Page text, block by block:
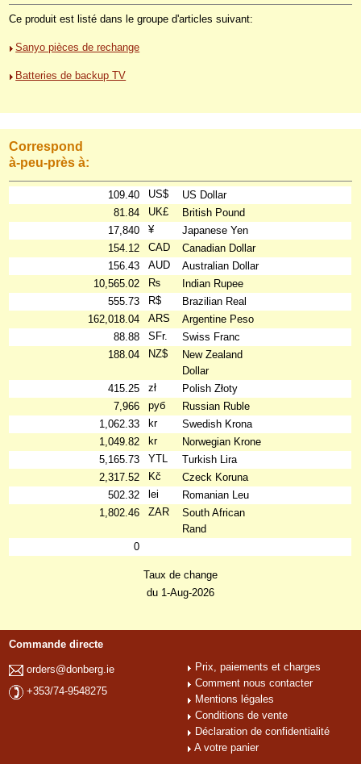
Ce produit est listé dans le groupe d'articles suivant:
Sanyo pièces de rechange
Batteries de backup TV
Correspond
à-peu-près à:
109.40 US$
US Dollar
81.84
UK£
British Pound
17,840
¥
Japanese Yen
154.12
CAD
Canadian Dollar
156.43
AUD
Australian Dollar
10,565.02
₨
Indian Rupee
555.73
R$
Brazilian Real
162,018.04
ARS
Argentine Peso
88.88
SFr.
Swiss Franc
188.04
NZ$
New Zealand
Dollar
415.25
zł
Polish Złoty
7,966
руб
Russian Ruble
1,062.33
kr
Swedish Krona
1,049.82
kr
Norwegian Krone
5,165.73
YTL
Turkish Lira
2,317.52
Kč
Czeck Koruna
502.32
lei
Romanian Leu
1,802.46
ZAR
South African
Rand
0
Taux de change
du 1-Aug-2026
Commande directe
orders@donberg.ie
+353/74-9548275
Prix, paiements et charges
Comment nous contacter
Mentions légales
Conditions de vente
Déclaration de confidentialité
A votre panier